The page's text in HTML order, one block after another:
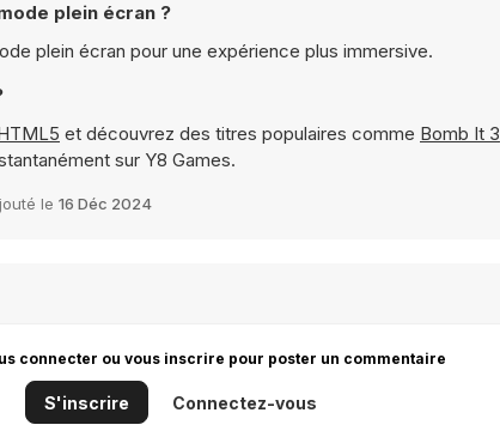
plein écran ?
plein écran pour une expérience plus immersive.
et découvrez des titres populaires comme Bomb It 3
sur Y8 Games.
le 16 Déc 2024
connecter ou vous inscrire pour poster un commentaire
S'inscrire Connectez-vous